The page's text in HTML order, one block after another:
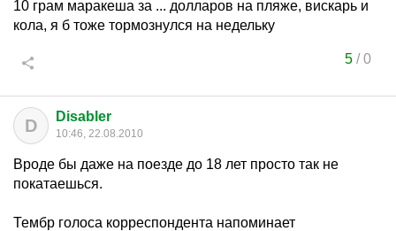
10 грам маракеша за ... долларов на пляже, вискарь и
кола, я б тоже тормознулся на недельку
5/0
D Disabler
10:46, 22.08.2010
Вроде бы даже на поезде до 18 лет просто так не
покатаешься.
Тембр голоса корреспондента напоминает